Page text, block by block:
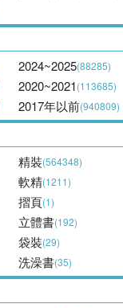
2024~2025(88285)
2020~2021(113685)
2017年以前(940809)
精裝(564348)
軟精(1211)
摺頁(1)
立體書(192)
袋裝(29)
洗澡書(35)